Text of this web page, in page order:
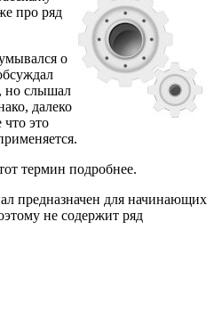
про ряд
о
но слышал
далеко
что это
термин подробнее.
предназначен для начинающих
не содержит ряд